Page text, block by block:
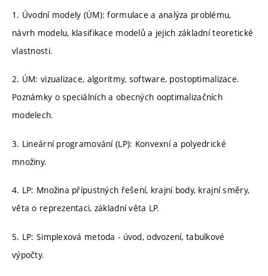
1. Úvodní modely (ÚM): formulace a analýza problému,
návrh modelu, klasifikace modelů a jejich základní teoretické
vlastnosti.
2. ÚM: vizualizace, algoritmy, software, postoptimalizace.
Poznámky o speciálních a obecných ooptimalizačních
modelech.
3. Lineární programování (LP): Konvexní a polyedrické
množiny.
4. LP: Množina přípustných řešení, krajní body, krajní směry,
věta o reprezentaci, základní věta LP.
5. LP: Simplexová metoda - úvod, odvození, tabulkové
výpočty.